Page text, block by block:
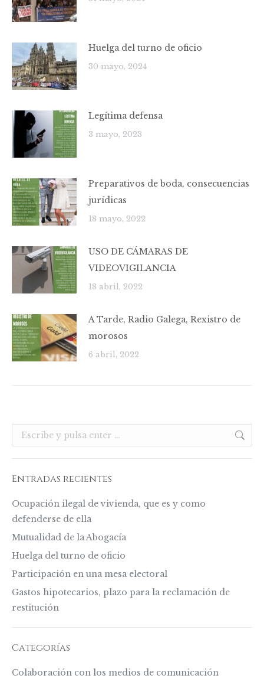
Huelga del turno de oficio
30 mayo, 2024
Legítima defensa
3 mayo, 2023
Preparativos de boda, consecuencias
jurídicas
18 mayo, 2022
USO DE CÁMARAS DE
VIDEOVIGILANCIA
18 abril, 2022
A Tarde, Radio Galega, Rexistro de
morosos
6 abril, 2022
Buscar:
Entradas recientes
Ocupación ilegal de vivienda, que es y como
defenderse de ella
Mutualidad de la Abogacía
Huelga del turno de oficio
Participación en una mesa electoral
Gastos hipotecarios, plazo para la reclamación de
restitución
Categorías
Colaboración con los medios de comunicación